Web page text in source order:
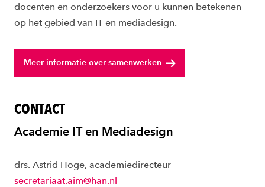
docenten en onderzoekers voor u kunnen betekenen
op het gebied van IT en mediadesign.
Meer informatie over samenwerken
CONTACT
Academie IT en Mediadesign
drs. Astrid Hoge, academiedirecteur
secretariaat.aim@han.nl